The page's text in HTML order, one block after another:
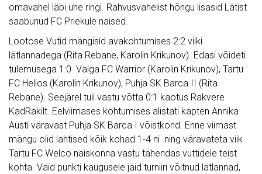
omavahel läbi ühe ringi. Rahvusvahelist hõngu lisasid Lätist
saabunud FC Priekule naised.
Lootose Vutid mängisid avakohtumises 2:2 viiki
lätlannadega (Rita Rebane, Karolin Krikunov). Edasi võideti
tulemusega 1:0 Valga FC Warrior (Karolin Krikunov), Tartu
FC Helios (Karolin Krikunov), Puhja SK Barca II (Rita
Rebane). Seejärel tuli vastu võtta 0:1 kaotus Rakvere
KadRakilt. Eelviimases kohtumises alistati kapten Annika
Austi väravast Puhja SK Barca I võistkond. Enne viimast
mängu olid lahtised kõik kohad 1-4 ni ning väravateta viik
Tartu FC Welco naiskonna vastu tähendas vuttidele teist
kohta. Vaid punkti kaugusele jäid turniiri võitnud lätlannad,